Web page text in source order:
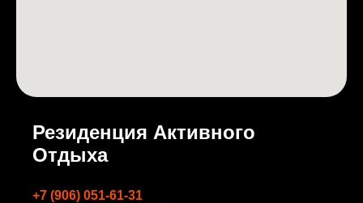
Резиденция Активного
Отдыха
+7 (906) 051-61-31